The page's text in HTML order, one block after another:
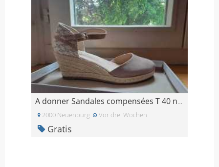
A donner Sandales compensées T 40 neuves
2000 Neuenburg Vor drei Wochen
Gratis